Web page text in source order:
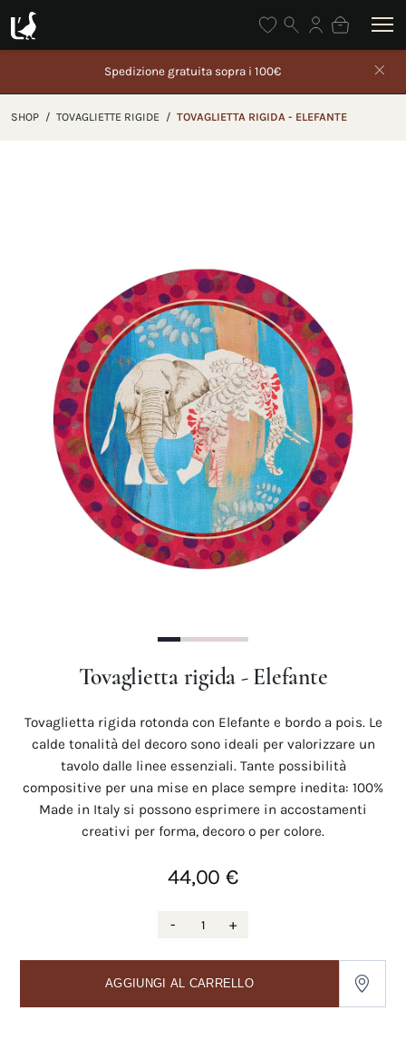
Gli ordini effettuati dal 5 al
partire da
gratuita sopra i 100€
SHOP / TOVAGLIETTE RIGIDE / TOVAGLIETTA RIGIDA - ELEFANTE
Precedente
Tovaglietta rigida - Elefante
Tovaglietta rigida rotonda con Elefante e bordo a pois. Le
calde tonalità del decoro sono ideali per valorizzare un
tavolo dalle linee essenziali. Tante possibilità
compositive per una mise en place sempre inedita: 100%
Made in Italy si possono esprimere in accostamenti
creativi per forma, decoro o per colore.
44,00 €
- +
AGGIUNGI AL CARRELLO